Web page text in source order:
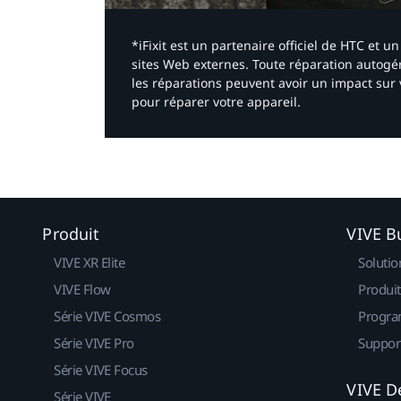
*iFixit est un partenaire officiel de HTC et
sites Web externes. Toute réparation
les réparations peuvent avoir un impact
pour réparer votre appareil.​
Produit
VIVE XR Elite
VIVE Flow
Série VIVE Cosmos
Série VIVE Pro
Série VIVE Focus
Série VIVE
VIVE
VIVE